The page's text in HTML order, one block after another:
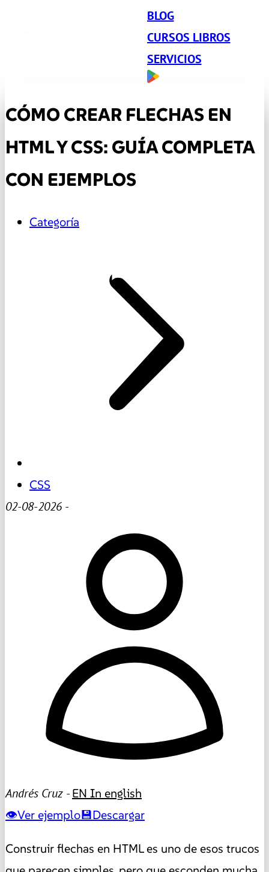
BLOG
CURSOS LIBROS
SERVICIOS
CÓMO CREAR FLECHAS EN
HTML Y CSS: GUÍA COMPLETA
CON EJEMPLOS
Categoría
CSS
02-08-2026 -
Andrés Cruz -EN In english
Ver ejemplo
Descargar
Construir flechas en HTML es uno de esos trucos